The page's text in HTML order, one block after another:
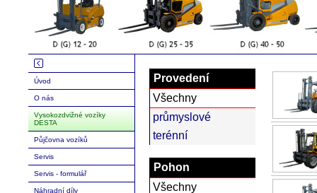
Úvod
O nás
Vysokozdvižné vozíky
DESTA
Půjčovna vozíků
Servis
Servis - formulář
Náhradní díly
Provedení
Všechny
průmyslové
terénní
Pohon
Všechny